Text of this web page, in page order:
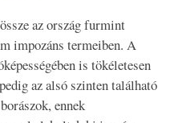
az ország furmint
impozáns termeiben. A
is tökéletesen
az alsó szinten található
ennek